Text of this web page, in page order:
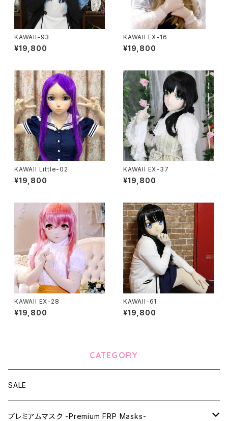
KAWAII-93
¥19,800
KAWAII EX-16
¥19,800
KAWAII Little-02
¥19,800
KAWAII EX-37
¥19,800
KAWAII EX-28
¥19,800
KAWAII-61
¥19,800
CATEGORY
SALE
プレミアムマスク -Premium FRP Masks-